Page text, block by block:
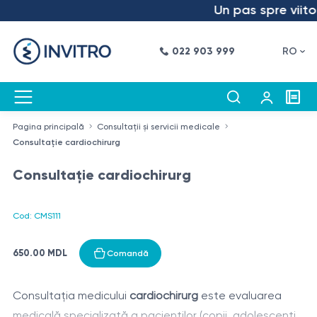
Un pas spre
022 903 999 RO
Pagina principală
Consultații și servicii medicale
Consultație cardiochirurg
Consultație cardiochirurg
Cod: CMS111
650.00 MDL Comandă
Consultația medicului cardiochirurgeste evaluarea